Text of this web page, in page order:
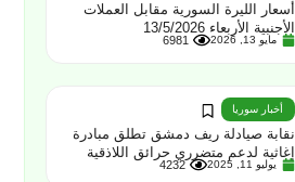
أسعار الليرة السورية مقابل العملات
الأجنبية الأربعاء 13/5/2026
مايو 13, 2026 6981
أخبار سوريا
نقابة صيادلة ريف دمشق تطلق مبادرة
إغاثية لدعم متضرري حرائق اللاذقية
يوليو 11, 2025 4232